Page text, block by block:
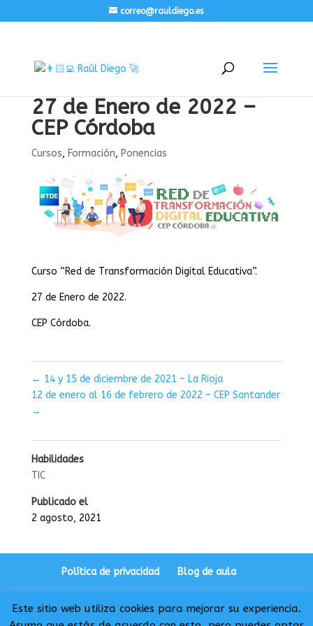
correo@rauldiego.es
27 de Enero de 2022 –
CEP Córdoba
Cursos, Formación, Ponencias
Curso “Red de Transformación Digital Educativa”.
27 de Enero de 2022.
CEP Córdoba.
← 14 y 15 de diciembre de 2021 – La Rioja
12 de enero al 16 de febrero de 2022 – CEP Santander
→
Habilidades
TIC
Publicado el
2 agosto, 2021
Política de privacidad Blog de aula
Este sitio web utiliza cookies para mejorar su experiencia.